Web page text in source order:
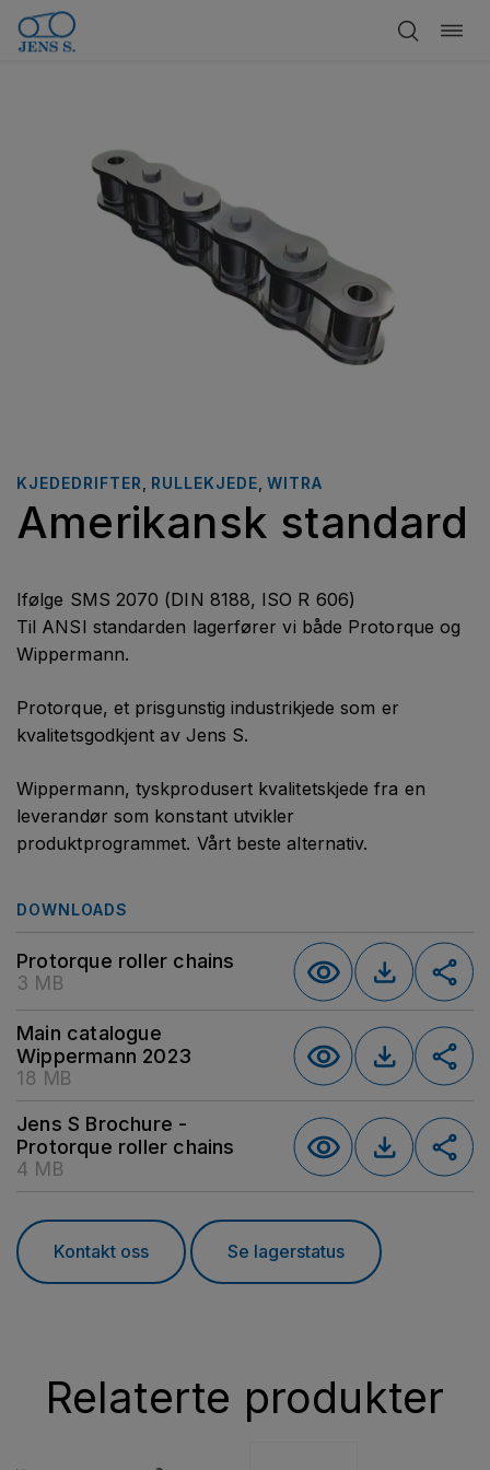
Hopp
Bytt
KJEDEDRIFTER RULLEKJEDE WITRA
Amerikansk standard
Ifølge SMS 2070 (DIN 8188, ISO R 606)
Til ANSI standarden lagerfører vi både Protorque og
Wippermann.
Protorque, et prisgunstig industrikjede som er
kvalitetsgodkjent av Jens S.
Wippermann, tyskprodusert kvalitetskjede fra en
leverandør som konstant utvikler
produktprogrammet. Vårt beste alternativ.
DOWNLOADS
Protorque roller chains
3 MB
Main catalogue
Wippermann 2023
18 MB
Jens S Brochure -
Protorque roller chains
4 MB
Kontakt oss Se lagerstatus
Relaterte produkter